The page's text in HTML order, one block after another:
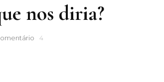
nos diria?
Se
4